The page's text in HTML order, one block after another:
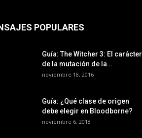
POPULARES
Guía: The Witcher 3: El carácter
de la mutación de la...
noviembre 18, 2016
Guía: ¿Qué clase de origen
debe elegir en Bloodborne?
noviembre 6, 2018